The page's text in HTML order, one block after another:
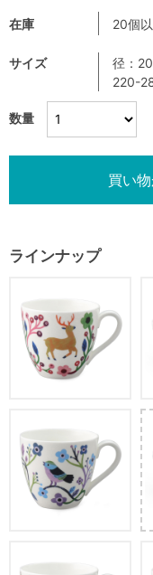
数量
在庫 20個
サイズ
径：
220-
ラインナップ